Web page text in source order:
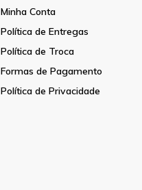
Minha Conta
Política de Entregas
Política de Troca
Formas de Pagamento
Política de Privacidade